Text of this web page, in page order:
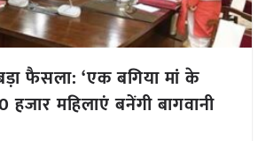
फैसला: ‘एक बगिया मां के
हजार महिलाएं बनेंगी बागवानी